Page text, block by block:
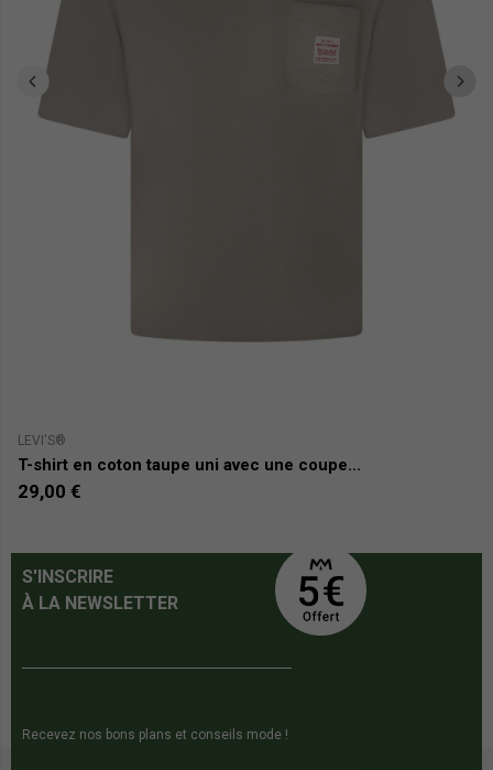
LEVI'S®
T-shirt en coton taupe uni avec une coupe...
29,00 €
S'INSCRIRE
À LA NEWSLETTER
Recevez nos bons plans et conseils mode !